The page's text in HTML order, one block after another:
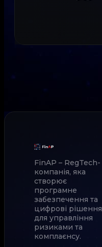
FinAP – RegTech-
компанія, яка
створює
програмне
забезпечення та
цифрові рішення
для управління
ризиками та
комплаєнсу.